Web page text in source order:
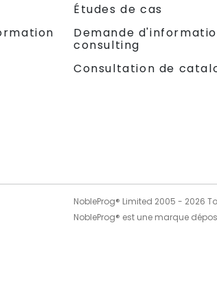
Études de cas
Demande
consulting
Consultation de
NobleProg® Limited 2005 - 2026
NobleProg® est une marque